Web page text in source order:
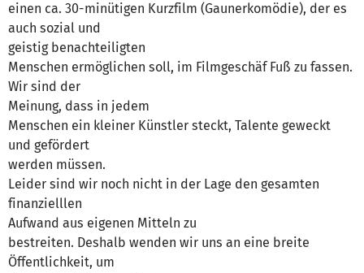
einen ca. 30-minütigen Kurzfilm (Gaunerkomödie), der es
auch sozial und
geistig benachteiligten
Menschen ermöglichen soll, im Filmgeschäf Fuß zu fassen.
Wir sind der
Meinung, dass in jedem
Menschen ein kleiner Künstler steckt, Talente geweckt
und gefördert
werden müssen.
Leider sind wir noch nicht in der Lage den gesamten
finanzielllen
Aufwand aus eigenen Mitteln zu
bestreiten. Deshalb wenden wir uns an eine breite
Öffentlichkeit, um